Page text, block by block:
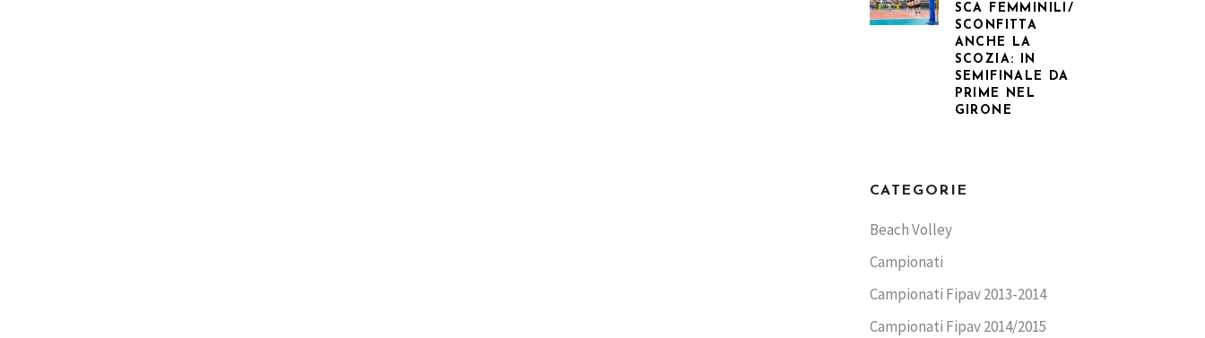
SCA FEMMINILI/
SCONFITTA
ANCHE LA
SCOZIA: IN
SEMIFINALE DA
PRIME NEL
GIRONE
CATEGORIE
Beach Volley
Campionati
Campionati Fipav 2013-2014
Campionati Fipav 2014/2015